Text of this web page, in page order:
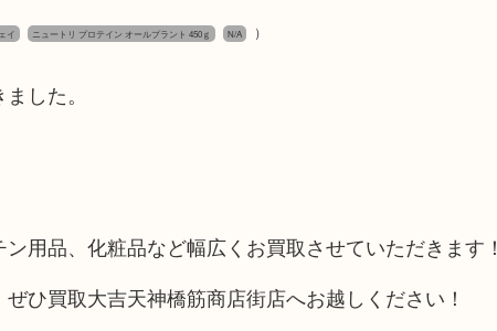
イ ニュートリ プロテイン オールプラント 450ｇ N/A
）
した。
用品、化粧品など幅広くお買取させていただきます！
ひ買取大吉天神橋筋商店街店へお越しください！